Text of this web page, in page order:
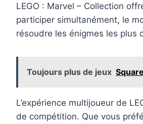
LEGO : Marvel – Collection
participer simultanément, le
résoudre les énigmes les plus
Toujours plus de jeux
L’expérience multijoueur de
de compétition. Que vous